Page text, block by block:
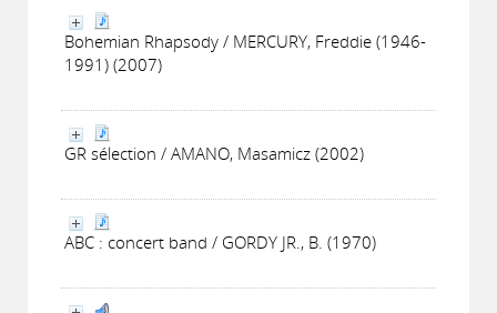
Bohemian Rhapsody / MERCURY, Freddie (1946-
1991) (2007)
GR sélection / AMANO, Masamicz (2002)
ABC : concert band / GORDY JR., B. (1970)